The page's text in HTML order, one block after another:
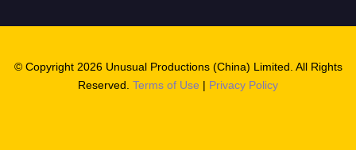
© Copyright 2026 Unusual Productions (China) Limited. All Rights
Reserved. Terms of Use | Privacy Policy